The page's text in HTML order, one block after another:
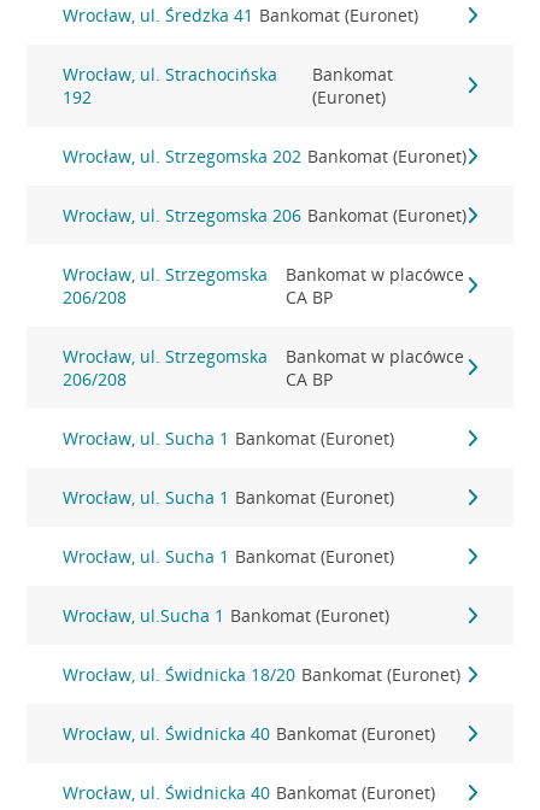
Wrocław, ul. Średzka 41 Bankomat (Euronet)
Wrocław, ul. Strachocińska
192
Bankomat
(Euronet)
Wrocław, ul. Strzegomska 202 Bankomat (Euronet)
Wrocław, ul. Strzegomska 206 Bankomat (Euronet)
Wrocław, ul. Strzegomska
206/208
Bankomat w placówce
CA BP
Wrocław, ul. Strzegomska
206/208
Bankomat w placówce
CA BP
Wrocław, ul. Sucha 1 Bankomat (Euronet)
Wrocław, ul. Sucha 1 Bankomat (Euronet)
Wrocław, ul. Sucha 1 Bankomat (Euronet)
Wrocław, ul.Sucha 1 Bankomat (Euronet)
Wrocław, ul. Świdnicka 18/20 Bankomat (Euronet)
Wrocław, ul. Świdnicka 40 Bankomat (Euronet)
Wrocław, ul. Świdnicka 40 Bankomat (Euronet)